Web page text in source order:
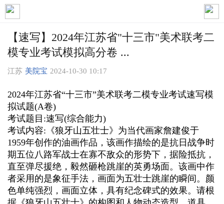
【速写】2024年江苏省"十三市"美术联考二
模专业考试模拟高分卷 ...
江苏 美院宝 2024-10-30 10:17
2024年江苏省“十三市”美术联考二模专业考试速写模
拟试题(A卷)
考试题目:速写(综合能力)
考试内容:《狼牙山五壮士》为当代画家詹建俊于
1959年创作的油画作品，该画作描绘的是抗日战争时
期五位八路军战士在寡不敌众的形势下，据险抵抗，
直至弹尽援绝，毅然砸枪跳崖的英勇场面。该画中作
者采用的是象征手法，画面为五壮士跳崖的瞬间。颜
色单纯强烈，画面立体，具有纪念碑式的效果。请根